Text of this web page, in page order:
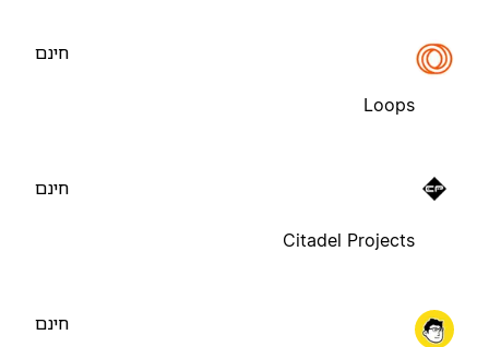
Loops
חינם
Citadel Projects
חינם
חינם